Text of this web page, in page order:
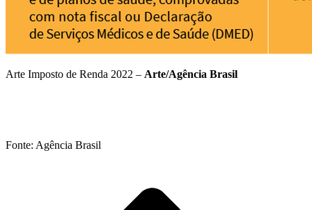
Arte Imposto de Renda 2022 – Arte/Agência Brasil
Fonte: Agência Brasil